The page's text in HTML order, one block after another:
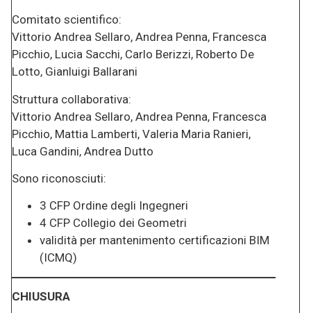
Comitato scientifico:
Vittorio Andrea Sellaro, Andrea Penna, Francesca
Picchio, Lucia Sacchi, Carlo Berizzi, Roberto De
Lotto, Gianluigi Ballarani
Struttura collaborativa:
Vittorio Andrea Sellaro, Andrea Penna, Francesca
Picchio, Mattia Lamberti, Valeria Maria Ranieri,
Luca Gandini, Andrea Dutto
Sono riconosciuti:
3 CFP Ordine degli Ingegneri
4 CFP Collegio dei Geometri
validità per mantenimento certificazioni BIM
(ICMQ)
CHIUSURA